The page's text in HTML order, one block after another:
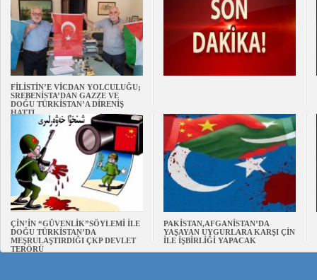
FİLİSTİN’E VİCDAN YOLCULUĞU;
SREBENİSTA’DAN GAZZE VE
DOĞU TÜRKİSTAN’A DİRENİŞ
HATTI
ÇİN’İN “GÜVENLİK”SÖYLEMİ İLE
DOĞU TÜRKİSTAN’DA
MEŞRULAŞTIRDIĞI ÇKP DEVLET
TERÖRÜ
PAKİSTAN,AFGANİSTAN’DA
YAŞAYAN UYGURLARA KARŞI ÇİN
İLE İŞBİRLİĞİ YAPACAK